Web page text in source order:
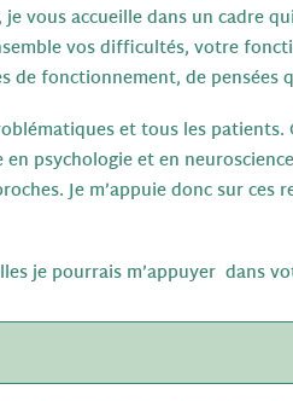
vous accueille dans un cadre
vos difficultés, votre
de fonctionnement, de pensées
et tous les
psychologie et en
Je m’appuie donc sur
je pourrais m’appuyer dans